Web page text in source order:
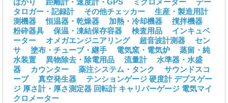
タロガー・記録計
その他チェッカー
生産・製造用計
測機器
恒温器・乾燥器 加熱・冷却機器
撹拌機器
粉砕器具
保温・凍結保存容器 検査用品
インキュベ
ーター
オメガエンジニアリング 超音波計測器
セン
サ
塗布・チューブ・継手 電気窯・電気炉
蒸留・純
水装置
異物除去・除電用品 流量計
水準器・水盛
器
カウンター 薬注システム・タンク
サウンドスコ
ープ
真空発生器 テンションゲージ 硬度計 デプスゲー
ジ 厚さ計・厚さ測定器 回転計 キャリパーゲージ 電気マイ
クロメーター